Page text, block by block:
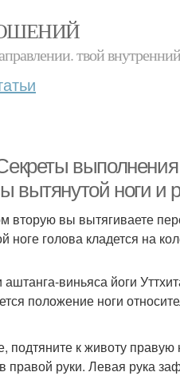
твой
вытянутой ноги и
вторую вы вытягиваете
ноге голова кладется на
виньяса йоги
положение ноги
к животу правую
руки. Левая рука